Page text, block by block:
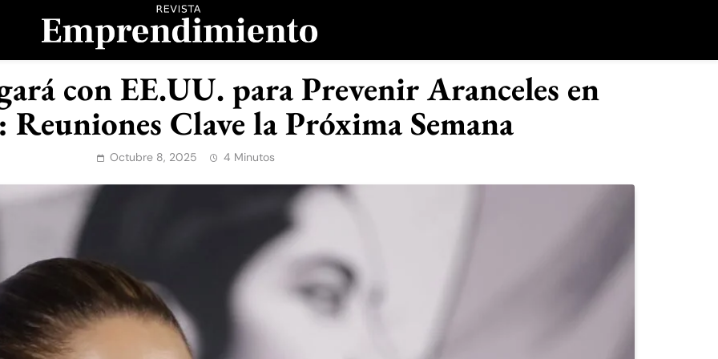
Emprendimiento
con EE.UU. para Prevenir Aranceles en
Clave la Próxima Semana
Octubre 8, 2025 4 Minutos